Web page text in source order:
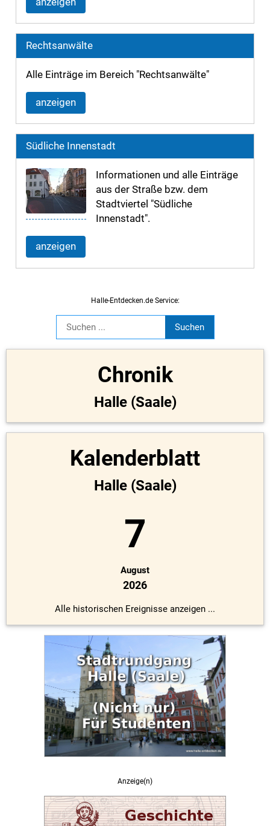
Rechtsanwälte
Alle Einträge im Bereich "Rechtsanwälte"
anzeigen
Südliche Innenstadt
Informationen und alle Einträge
aus der Straße bzw. dem
Stadtviertel "Südliche
Innenstadt".
anzeigen
Halle-Entdecken.de Service:
Chronik
Halle (Saale)
Kalenderblatt
Halle (Saale)
7
August
2026
Alle historischen Ereignisse anzeigen ...
Anzeige(n)